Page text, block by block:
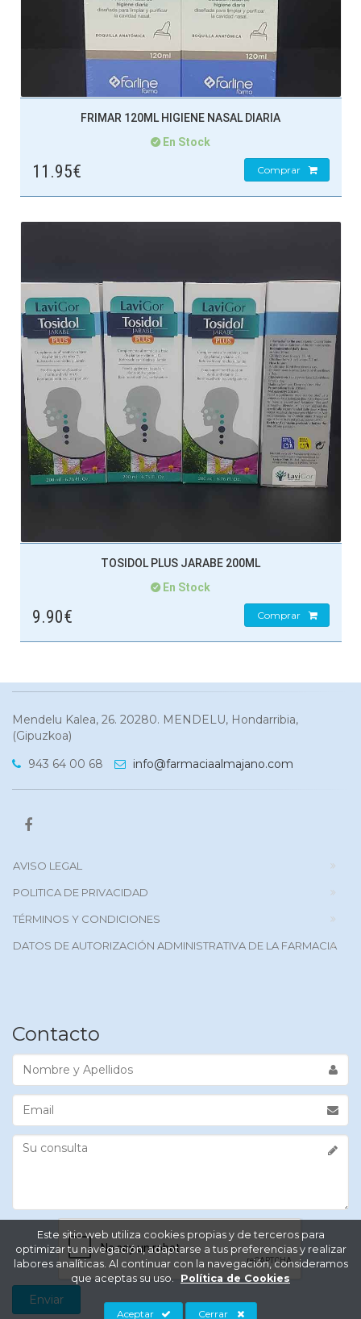
FRIMAR 120ML HIGIENE NASAL DIARIA
En Stock
11.95€ Comprar
TOSIDOL PLUS JARABE 200ML
En Stock
9.90€ Comprar
Mendelu Kalea, 26. 20280. MENDELU, Hondarribia,
(Gipuzkoa)
943 64 00 68
info@farmaciaalmajano.com
AVISO LEGAL
POLITICA DE PRIVACIDAD
TÉRMINOS Y CONDICIONES
DATOS DE AUTORIZACIÓN ADMINISTRATIVA DE LA FARMACIA
Contacto
Nombre
Apellidos
Email
Su
Este sitio web utiliza cookies propias y de terceros para
optimizar tu navegación, adaptarse a tus preferencias y realizar
labores analíticas. Al continuar con la navegación, consideramos
que aceptas su uso.
Política de Cookies
Aceptar Cerrar